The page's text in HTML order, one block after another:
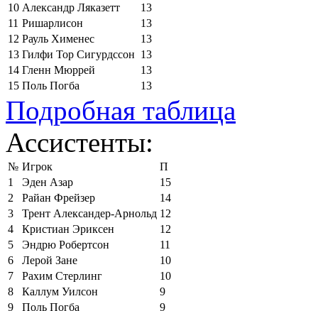
10 Александр Ляказетт
13
11 Ришарлисон
13
12 Рауль Хименес
13
13 Гилфи Тор Сигурдссон 13
14 Гленн Мюррей
13
15 Поль Погба 13
Подробная таблица
Ассистенты:
№ Игрок
П
1
Эден Азар
15
2
Райан Фрейзер
14
3
Трент Александер-Арнольд 12
4
Кристиан Эриксен
12
5
Эндрю Робертсон
11
6
Лерой Зане
10
7
Рахим Стерлинг
10
8
Каллум Уилсон
9
9
Поль Погба
9